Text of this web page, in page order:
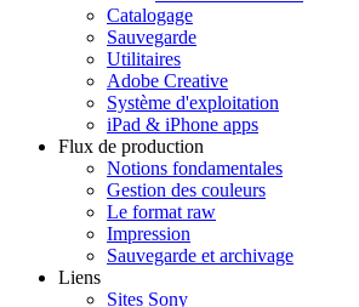
Catalogage
Sauvegarde
Utilitaires
Adobe Creative
Système d'exploitation
iPad & iPhone apps
Flux de production
Notions fondamentales
Gestion des couleurs
Le format raw
Impression
Sauvegarde et archivage
Liens
Sites Sony